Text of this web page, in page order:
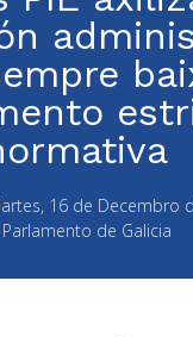
16 de Decembro
Parlamento de Galicia